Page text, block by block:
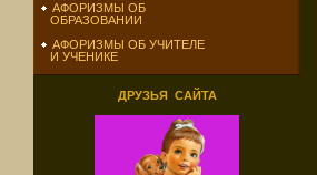
АФОРИЗМЫ ОБ
ОБРАЗОВАНИИ
АФОРИЗМЫ ОБ УЧИТЕЛЕ
И УЧЕНИКЕ
ДРУЗЬЯ САЙТА